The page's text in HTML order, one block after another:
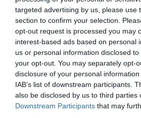
targeted advertising by us, please use
section to confirm your selection.
opt-out request is processed you may
interest-based ads based on personal
us or personal information disclosed
your opt-out. You may separately opt-
disclosure of your personal
IAB’s list of downstream participants.
also be disclosed by us to third parties
Downstream Participants that may
fatto. Presenti comode
dettagliate.
Acquirente
Tutte le
Tag del
nero(25), conico(49), usa e getta
kit risparmio(3)
Prodotti